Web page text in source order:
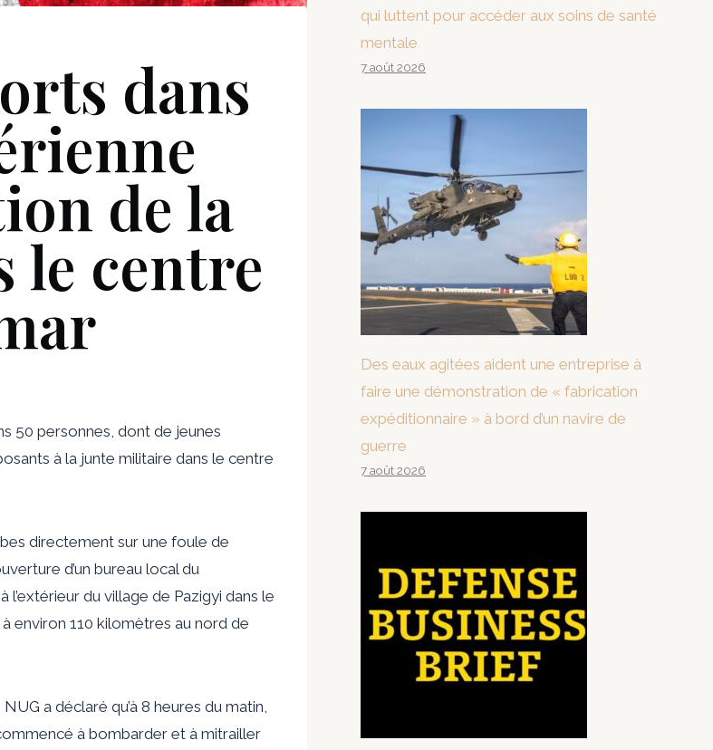
dans
de la
le centre
50 personnes, dont de jeunes
à la junte militaire dans le centre
directement sur une foule de
d’un bureau local du
l’extérieur du village de Pazigyi dans le
environ 110 kilomètres au nord de
a déclaré qu’à 8 heures du matin,
à bombarder et à mitrailler
qui luttent pour accéder aux soins de santé
mentale
7 août 2026
Des eaux agitées aident une entreprise à
faire une démonstration de « fabrication
expéditionnaire » à bord d’un navire de
guerre
7 août 2026